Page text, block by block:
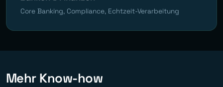
Core Banking, Compliance, Echtzeit-Verarbeitung
Mehr Know-how